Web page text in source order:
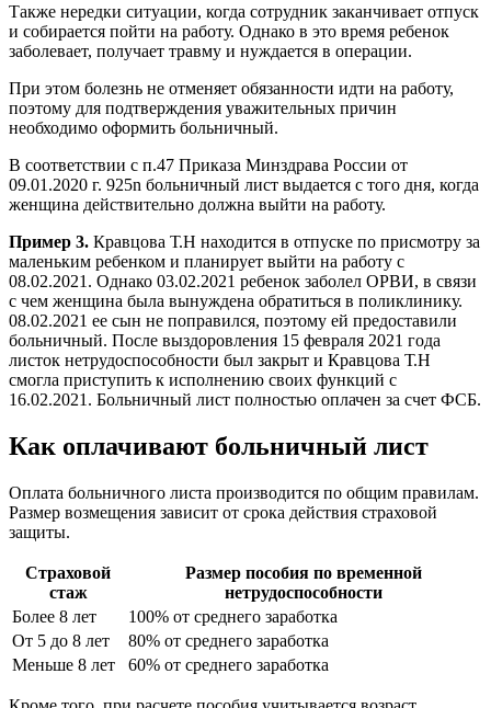
Также нередки ситуации, когда сотрудник заканчивает отпуск
и собирается пойти на работу. Однако в это время ребенок
заболевает, получает травму и нуждается в операции.
При этом болезнь не отменяет обязанности идти на работу,
поэтому для подтверждения уважительных причин
необходимо оформить больничный.
В соответствии с п.47 Приказа Минздрава России от
09.01.2020 г. 925n больничный лист выдается с того дня, когда
женщина действительно должна выйти на работу.
Пример 3. Кравцова Т.Н находится в отпуске по присмотру за
маленьким ребенком и планирует выйти на работу с
08.02.2021. Однако 03.02.2021 ребенок заболел ОРВИ, в связи
с чем женщина была вынуждена обратиться в поликлинику.
08.02.2021 ее сын не поправился, поэтому ей предоставили
больничный. После выздоровления 15 февраля 2021 года
листок нетрудоспособности был закрыт и Кравцова Т.Н
смогла приступить к исполнению своих функций с
16.02.2021. Больничный лист полностью оплачен за счет ФСБ.
Как оплачивают больничный лист
Оплата больничного листа производится по общим правилам.
Размер возмещения зависит от срока действия страховой
защиты.
Страховой
стаж
Размер пособия по временной
нетрудоспособности
Более 8 лет
100% от среднего заработка
От 5 до 8 лет
80% от среднего заработка
Меньше 8 лет
60% от среднего заработка